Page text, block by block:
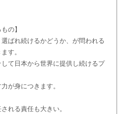
の】
ばれ続けるかどうか、が問われる
す。
て日本から世界に提供し続けるプ
が身につきます。
れる責任も大きい。